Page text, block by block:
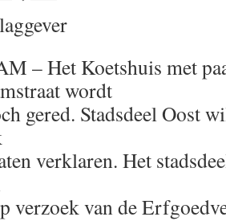
– Het Koetshuis met
wordt
gered. Stadsdeel Oost
verklaren. Het
verzoek van de